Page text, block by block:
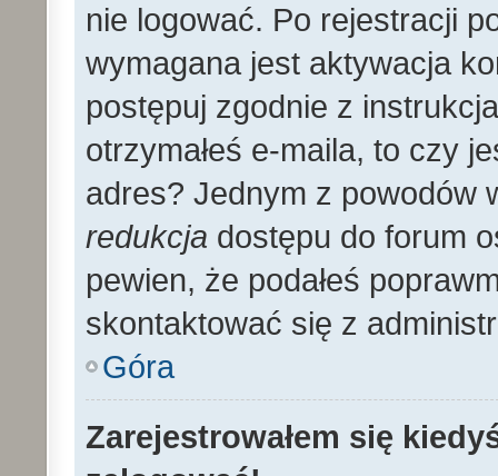
nie logować. Po rejestracji
wymagana jest aktywacja
postępuj zgodnie z
otrzymałeś e-maila, to czy
adres? Jednym z powodów
redukcja dostępu do forum
pewien, że podałeś
skontaktować się z
Góra
Zarejestrowałem się